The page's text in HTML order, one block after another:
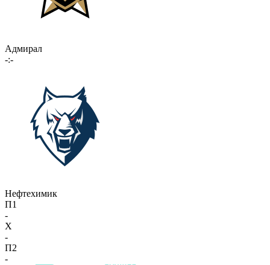
Адмирал
-:-
Нефтехимик
П1
-
X
-
П2
-